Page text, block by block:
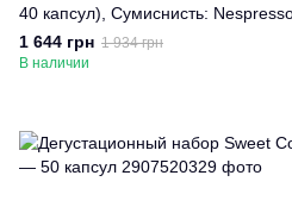
40 капсул), Сумиснисть:
1 644 грн 1 934 грн
В наличии